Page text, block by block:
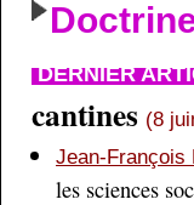
DERNIER
cantines (8
Jean-François
les sciences